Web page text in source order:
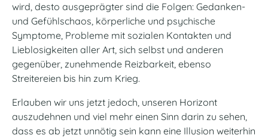
wird, desto ausgeprägter sind die Folgen: Gedanken-
und Gefühlschaos, körperliche und psychische
Symptome, Probleme mit sozialen Kontakten und
Lieblosigkeiten aller Art, sich selbst und anderen
gegenüber, zunehmende Reizbarkeit, ebenso
Streitereien bis hin zum Krieg.
Erlauben wir uns jetzt jedoch, unseren Horizont
auszudehnen und viel mehr einen Sinn darin zu sehen,
dass es ab jetzt unnötig sein kann eine Illusion weiterhin